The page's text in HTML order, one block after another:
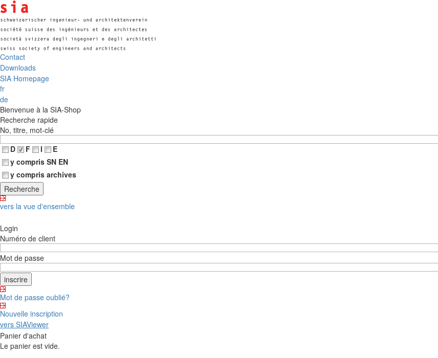
Contact
Downloads
SIA Homepage
fr
de
Bienvenue à la SIA-Shop
Recherche rapide
No, titre, mot-clé
D
F I
E
y compris SN EN
y compris archives
vers la vue d'ensemble
Login
Numéro de client
Mot de passe
Mot de passe oublié?
Nouvelle inscription
vers SIAViewer
Panier d'achat
Le panier est vide.